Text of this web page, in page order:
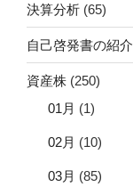
決算分析 (65)
自己啓発書の紹介
資産株 (250)
01月 (1)
02月 (10)
03月 (85)